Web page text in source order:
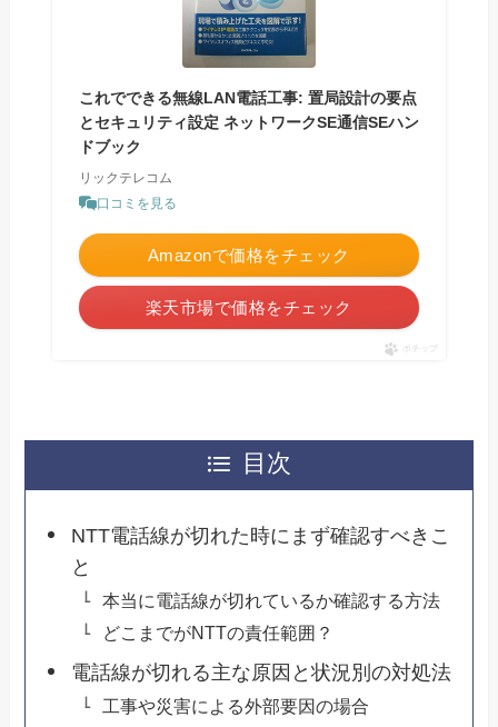
これでできる無線LAN電話工事: 置局設計の要点
とセキュリティ設定 ネットワークSE通信SEハン
ドブック
リックテレコム
口コミを見る
Amazonで価格をチェック
楽天市場で価格をチェック
ポチップ
目次
NTT電話線が切れた時にまず確認すべきこ
と
本当に電話線が切れているか確認する方法
どこまでがNTTの責任範囲？
電話線が切れる主な原因と状況別の対処法
工事や災害による外部要因の場合